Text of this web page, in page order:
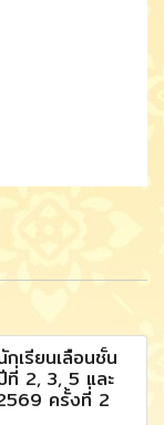
กเรียนเลื่อนชั้น
2, 3, 5 และ
ครั้งที่ 2